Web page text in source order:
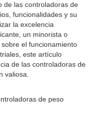
de las controladoras de
funcionalidades y su
la excelencia
un minorista o
el funcionamiento
este artículo
de las controladoras de
valiosa.
de peso